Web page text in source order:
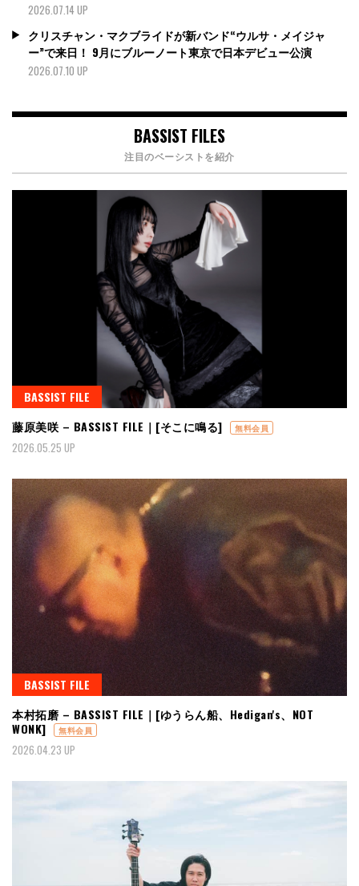
2026.07.14 UP
クリスチャン・マクブライドが新バンド“ウルサ・メイジャ
ー”で来日！ 9月にブルーノート東京で日本デビュー公演
2026.07.10 UP
BASSIST FILES
注目のベーシストを紹介
BASSIST FILE
藤原美咲 – BASSIST FILE｜[そこに鳴る]
無料会員
2026.05.25 UP
BASSIST FILE
本村拓磨 – BASSIST FILE｜[ゆうらん船、Hedigan's、NOT
WONK]
無料会員
2026.04.23 UP